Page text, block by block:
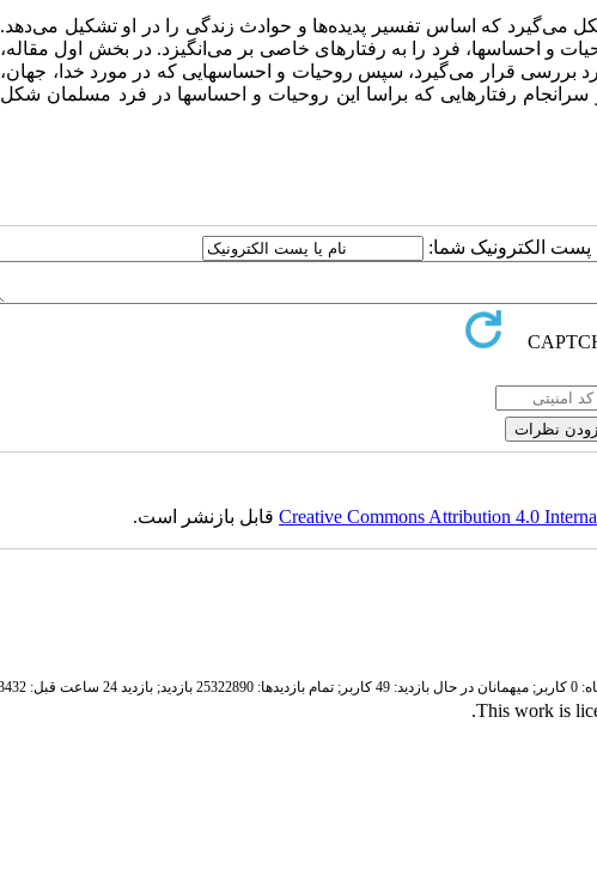
می‌گیرد که اساس تفسیر پدیده‌ها و حوادث زندگی را در او تشکیل می‌دهد.
و احساسها، فرد را به رفتارهای خاصی بر می‌انگیزد. در بخش اول مقاله،
بررسی قرار می‌گیرد، سپس روحیات و احساسهایی که در مورد خدا، جهان،
رفتارهایی که براسا این روحیات و احساسها در فرد مسلمان شکل
پست الکترونیک شما:
Creative Commons Attribution 4.0قابل بازنشر است.
This work is
.
میهمانان در حال بازدید: 49 کاربر; تمام بازدید‌ها: 25322890 بازدید; بازدید 24 ساعت قبل: 3432 بازدید